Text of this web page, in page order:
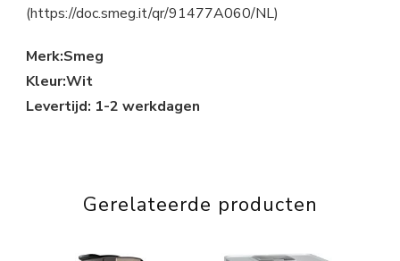
(https://doc.smeg.it/qr/91477A060/NL)
Merk:Smeg
Kleur:Wit
Levertijd: 1-2 werkdagen
Gerelateerde producten